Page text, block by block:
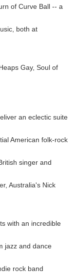
of Curve Ball -- a
both at
Gay, Soul of
an eclectic suite
American folk-rock
singer and
Australia's Nick
with an incredible
jazz and dance
rock band